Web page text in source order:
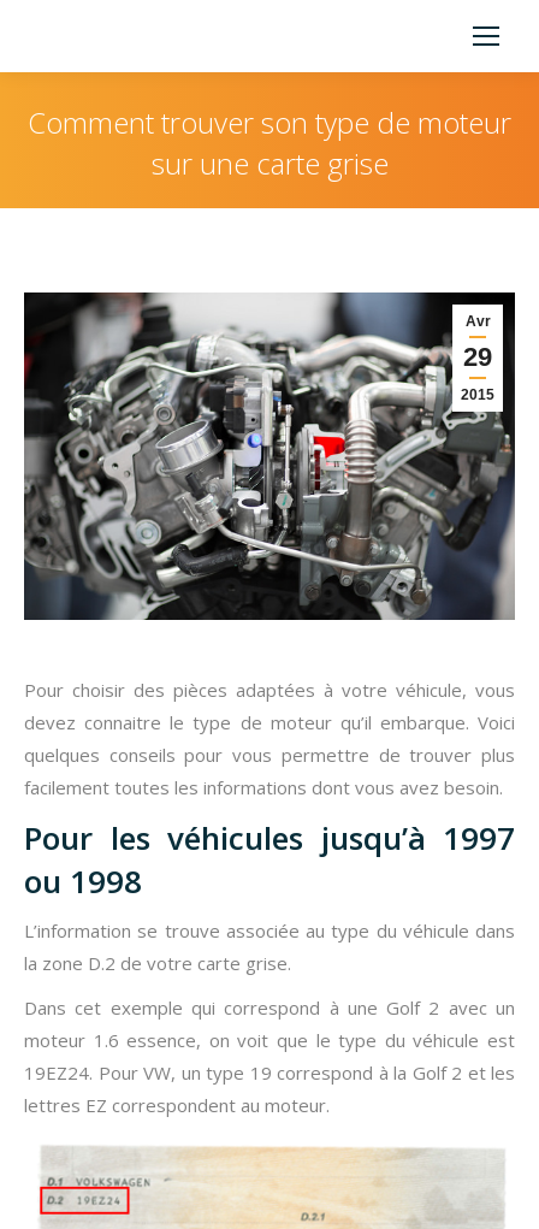
Comment trouver son type de moteur
sur une carte grise
Avr
29
2015
Pour choisir des pièces adaptées à votre véhicule, vous
devez connaitre le type de moteur qu’il embarque. Voici
quelques conseils pour vous permettre de trouver plus
facilement toutes les informations dont vous avez besoin.
Pour les véhicules jusqu’à 1997
ou 1998
L’information se trouve associée au type du véhicule dans
la zone D.2 de votre carte grise.
Dans cet exemple qui correspond à une Golf 2 avec un
moteur 1.6 essence, on voit que le type du véhicule est
19EZ24. Pour VW, un type 19 correspond à la Golf 2 et les
lettres EZ correspondent au moteur.